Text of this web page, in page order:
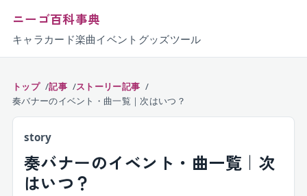
ニーゴ百科事典
キャラ カード楽曲イベント グッズツール
トップ 記事
ストーリー記事
奏バナーのイベント・曲一覧｜次はいつ？
story
奏バナーのイベント・曲一覧｜次
はいつ？